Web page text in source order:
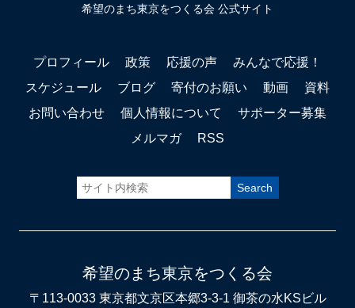
希望のまち東京をつくる会 公式サイト
プロフィール 政策 応援の声
みんなで応援！
スケジュール
ブログ 寄付のお願い 動画
資料
お問い合わせ
個人情報について
サポーター募集
メルマガ
RSS
希望のまち東京をつくる会
〒113-0033 東京都文京区本郷3-3-1 御茶の水KSビル